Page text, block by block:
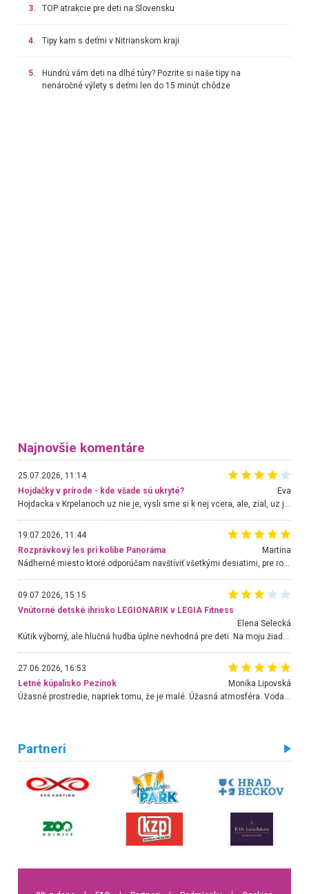
3. TOP atrakcie pre deti na Slovensku
4. Tipy kam s deťmi v Nitrianskom kraji
5.
Hundrú vám deti na dlhé túry? Pozrite si naše tipy na
nenáročné výlety s deťmi len do 15 minút chôdze
Najnovšie komentáre
25.07.2026, 11:14
Hojdačky v prírode - kde všade sú ukryté?
Eva
19.07.2026, 11:44
Rozprávkový les pri kolibe Panoráma
Martina
Nádherné miesto ktoré odporúčam navštíviť všetkými desiatimi, pre rodiny s deťmi, dôchodcom... Proste a jednoducho ozaj rozprávkový les.. určite ešte prídeme. Odniesli sme si na pamiatku krásne tričká,
09.07.2026, 15:15
Vnútorné detské ihrisko LEGIONARIK v LEGIA Fitness
Elena Selecká
Kútik výborný, ale hlučná hudba úplne nevhodná pre deti. Na moju žiadosť o aspoň sušenie nereagovali.
27.06.2026, 16:53
Letné kúpalisko Pezinok
. Monika Lipovská
Partneri